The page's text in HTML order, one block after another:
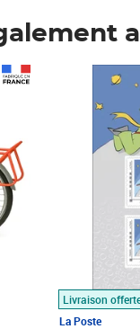
Livraison
La Poste
Prix 7,50€